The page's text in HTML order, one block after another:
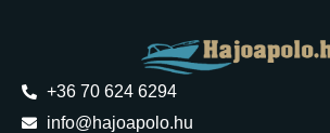
+36 70 624 6294
info@hajoapolo.hu